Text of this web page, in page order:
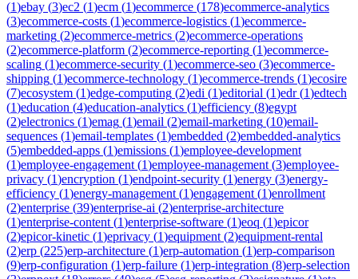
(1)ebay (3)ec2 (1)ecm (1)ecommerce (178)ecommerce-analytics
(3)ecommerce-costs (1)ecommerce-logistics (1)ecommerce-
marketing (2)ecommerce-metrics (2)ecommerce-operations
(2)ecommerce-platform (2)ecommerce-reporting (1)ecommerce-
scaling (1)ecommerce-security (1)ecommerce-seo (3)ecommerce-
shipping (1)ecommerce-technology (1)ecommerce-trends (1)ecosire
(7)ecosystem (1)edge-computing (2)edi (1)editorial (1)edr(1)edtech
(1)education (4)education-analytics (1)efficiency (8)egypt
(2)electronics (1)emag (1)email (2)email-marketing (10)email-
sequences (1)email-templates (1)embedded (2)embedded-analytics
(5)embedded-apps (1)emissions (1)employee-development
(1)employee-engagement (1)employee-management (3)employee-
privacy (1)encryption (1)endpoint-security (1)energy (3)energy-
efficiency (1)energy-management (1)engagement (1)enrollment
(2)enterprise (39)enterprise-ai (2)enterprise-architecture
(1)enterprise-content (1)enterprise-software (1)eoq (1)epicor
(2)epicor-kinetic (1)eprivacy (1)equipment (2)equipment-rental
(2)erp (225)erp-architecture (1)erp-automation (1)erp-comparison
(9)erp-configuration (1)erp-failure (1)erp-integration (8)erp-selection